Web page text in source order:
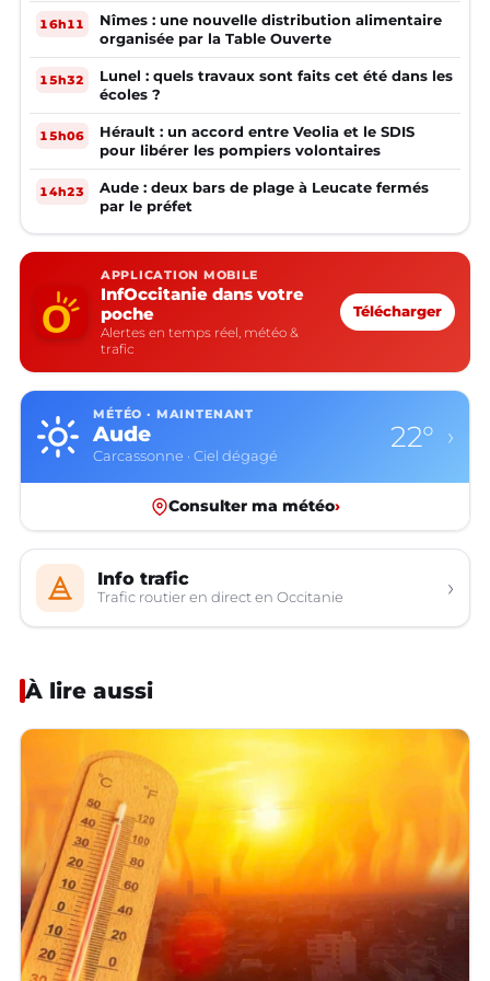
16h11
Nîmes : une nouvelle distribution alimentaire
organisée par la Table Ouverte
15h32
Lunel : quels travaux sont faits cet été dans les
écoles ?
15h06
Hérault : un accord entre Veolia et le SDIS
pour libérer les pompiers volontaires
14h23
Aude : deux bars de plage à Leucate fermés
par le préfet
APPLICATION MOBILE
InfOccitanie dans votre
poche
Alertes en temps réel, météo &
trafic
Télécharger
MÉTÉO · MAINTENANT
Aude
Carcassonne · Ciel dégagé
22° ›
Consulter ma météo›
Info trafic
Trafic routier en direct en Occitanie ›
À lire aussi